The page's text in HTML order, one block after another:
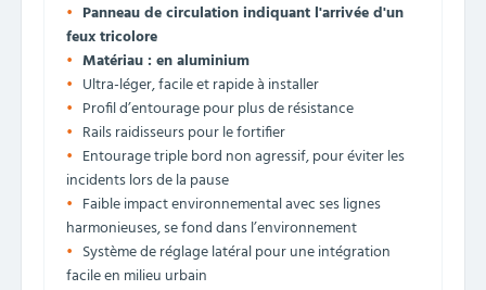
Panneau de circulation indiquant l'arrivée d'un
feux tricolore
Matériau : en aluminium
Ultra-léger, facile et rapide à installer
Profil d’entourage pour plus de résistance
Rails raidisseurs pour le fortifier
Entourage triple bord non agressif, pour éviter les
incidents lors de la pause
Faible impact environnemental avec ses lignes
harmonieuses, se fond dans l’environnement
Système de réglage latéral pour une intégration
facile en milieu urbain